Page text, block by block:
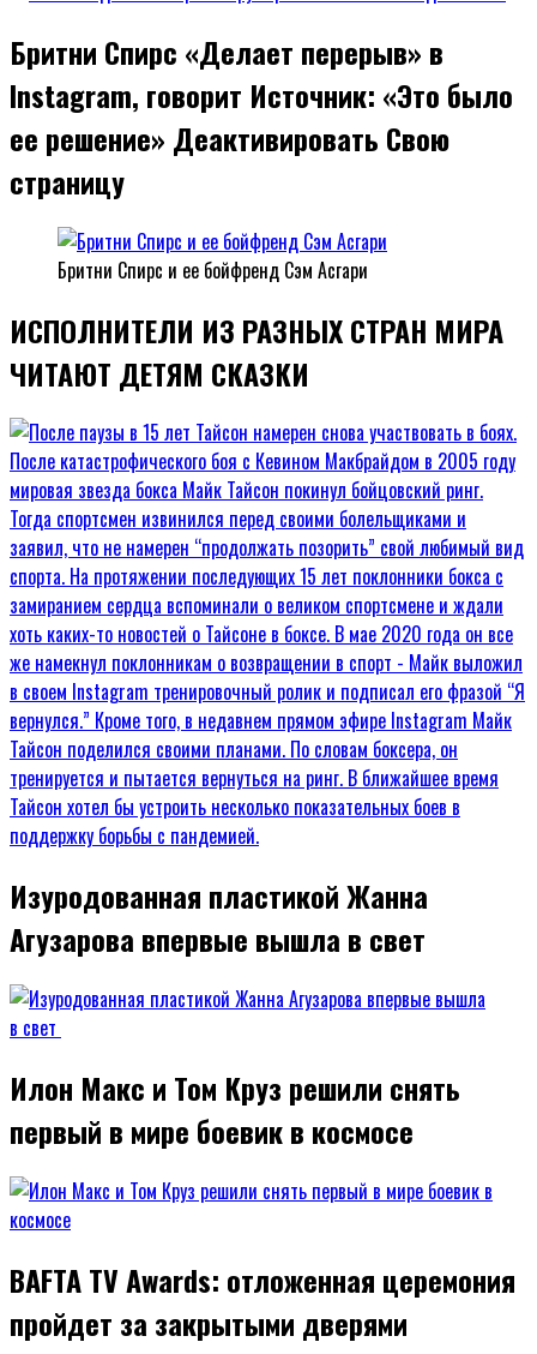
Бритни Спирс «Делает перерыв» в
Instagram, говорит Источник: «Это было
ее решение» Деактивировать Свою
страницу
Бритни Спирс и ее бойфренд Сэм Асгари
ИСПОЛНИТЕЛИ ИЗ РАЗНЫХ СТРАН МИРА
ЧИТАЮТ ДЕТЯМ СКАЗКИ
Изуродованная пластикой Жанна
Агузарова впервые вышла в свет
Илон Макс и Том Круз решили снять
первый в мире боевик в космосе
BAFTA TV Awards: отложенная церемония
пройдет за закрытыми дверями